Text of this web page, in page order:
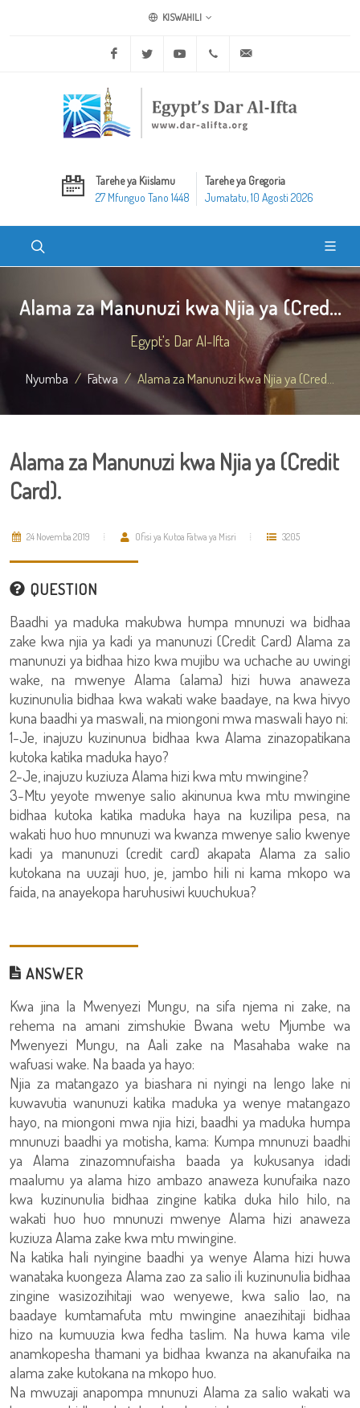
KISWAHILI
Facebook Twitter Youtube +20 2 25970400
Tarehe ya Kiislamu
27 Mfunguo Tano 1448
Tarehe ya Gregoria
Jumatatu, 10 Agosti 2026
Alama za Manunuzi kwa Njia ya (Cred...
Egypt's Dar Al-Ifta
Nyumba Fatwa Alama za Manunuzi kwa Njia ya (Cred...
Alama za Manunuzi kwa Njia ya (Credit
Card).
24 Novemba 2019 Ofisi ya Kutoa Fatwa ya Misri 3205
QUESTION
Baadhi ya maduka makubwa humpa mnunuzi wa bidhaa
zake kwa njia ya kadi ya manunuzi (Credit Card) Alama za
manunuzi ya bidhaa hizo kwa mujibu wa uchache au uwingi
wake, na mwenye Alama (alama) hizi huwa anaweza
kuzinunulia bidhaa kwa wakati wake baadaye, na kwa hivyo
kuna baadhi ya maswali, na miongoni mwa maswali hayo ni:
1-Je, inajuzu kuzinunua bidhaa kwa Alama zinazopatikana
kutoka katika maduka hayo?
2-Je, inajuzu kuziuza Alama hizi kwa mtu mwingine?
3-Mtu yeyote mwenye salio akinunua kwa mtu mwingine
bidhaa kutoka katika maduka haya na kuzilipa pesa, na
wakati huo huo mnunuzi wa kwanza mwenye salio kwenye
kadi ya manunuzi (credit card) akapata Alama za salio
kutokana na uuzaji huo, je, jambo hili ni kama mkopo wa
faida, na anayekopa haruhusiwi kuuchukua?
ANSWER
Kwa jina la Mwenyezi Mungu, na sifa njema ni zake, na
rehema na amani zimshukie Bwana wetu Mjumbe wa
Mwenyezi Mungu, na Aali zake na Masahaba wake na
wafuasi wake. Na baada ya hayo:
Njia za matangazo ya biashara ni nyingi na lengo lake ni
kuwavutia wanunuzi katika maduka ya wenye matangazo
hayo, na miongoni mwa njia hizi, baadhi ya maduka humpa
mnunuzi baadhi ya motisha, kama: Kumpa mnunuzi baadhi
ya Alama zinazomnufaisha baada ya kukusanya idadi
maalumu ya alama hizo ambazo anaweza kunufaika nazo
kwa kuzinunulia bidhaa zingine katika duka hilo hilo, na
wakati huo huo mnunuzi mwenye Alama hizi anaweza
kuziuza Alama zake kwa mtu mwingine.
Na katika hali nyingine baadhi ya wenye Alama hizi huwa
wanataka kuongeza Alama zao za salio ili kuzinunulia bidhaa
zingine wasizozihitaji wao wenyewe, kwa salio lao, na
baadaye kumtamafuta mtu mwingine anaezihitaji bidhaa
hizo na kumuuzia kwa fedha taslim. Na huwa kama vile
anamkopesha thamani ya bidhaa kwanza na akanufaika na
alama zake kutokana na mkopo huo.
Na mwuzaji anapompa mnunuzi Alama za salio wakati wa